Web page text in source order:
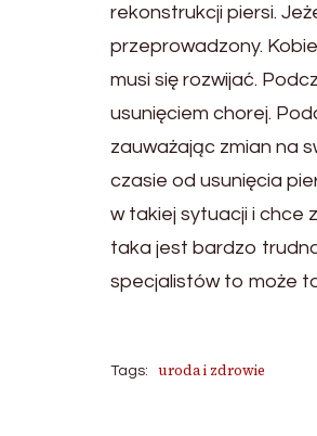
rekonstrukcji piersi.
przeprowadzony.
musi się rozwijać.
usunięciem chorej.
zauważając zmian na
czasie od usunięcia
w takiej sytuacji i chce
taka jest bardzo
specjalistów to może
Tags: uroda i zdrowie